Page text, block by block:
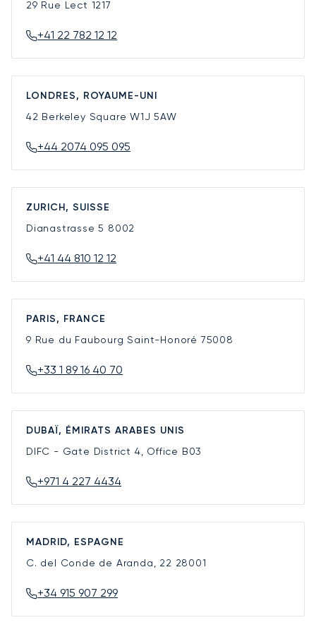
29 Rue Lect 1217
+41 22 782 12 12
LONDRES, ROYAUME-UNI
42 Berkeley SquareW1J 5AW
+44 2074 095 095
ZURICH, SUISSE
Dianastrasse 5 8002
+41 44 810 12 12
PARIS, FRANCE
9 Rue du Faubourg Saint-Honoré 75008
+33 1 89 16 40 70
DUBAÏ, ÉMIRATS ARABES UNIS
DIFC - Gate District 4, Office B03
+971 4 227 4434
MADRID, ESPAGNE
C. del Conde de Aranda, 22 28001
+34 915 907 299